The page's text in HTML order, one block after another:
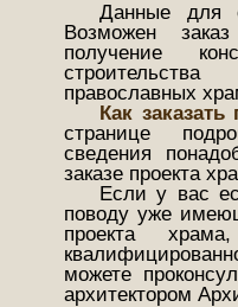
Данные для
Возможен
получение
православных
Как
странице
сведения
заказе проекта
Если у вас
поводу уже
проекта
можете
архитектором